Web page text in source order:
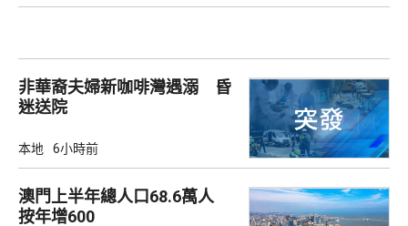
非華裔夫婦新咖啡灣遇溺 昏
迷送院
本地 6小時前
澳門上半年總人口68.6萬人
按年增600